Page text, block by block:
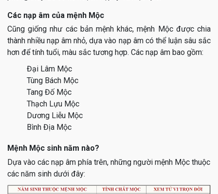
Các nạp âm của mệnh Mộc
Cũng giống như các bản mệnh khác, mệnh Mộc được chia
thành nhiều nạp âm nhỏ, dựa vào nạp âm có thể luận sâu sắc
hơn để tính tuổi, màu sắc tương hợp. Các nạp âm bao gồm:
Đại Lâm Mộc
Tùng Bách Mộc
Tang Đố Mộc
Thạch Lựu Mộc
Dương Liễu Mộc
Bình Địa Mộc
Mệnh Mộc sinh năm nào?
Dựa vào các nạp âm phía trên, những người mệnh Mộc thuộc
các năm sinh dưới đây: